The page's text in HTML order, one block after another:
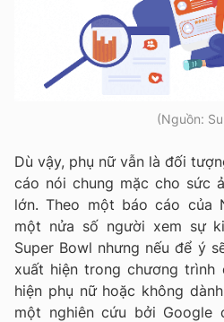
(Nguồn:
Dù vậy, phụ nữ vẫn là đối
cáo nói chung mặc cho sức
lớn. Theo một báo cáo của
một nửa số người xem sự
Super Bowl nhưng nếu để ý
xuất hiện trong chương trình
hiện phụ nữ hoặc không
một nghiên cứu bởi